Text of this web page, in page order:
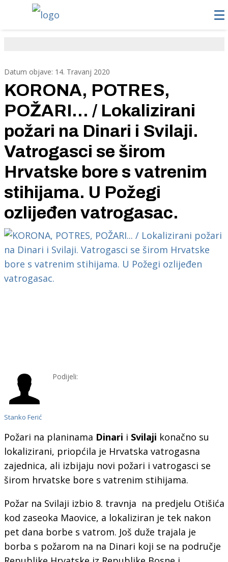
Datum objave: 14. Travanj 2020
KORONA, POTRES,
POŽARI... / Lokalizirani
požari na Dinari i Svilaji.
Vatrogasci se širom
Hrvatske bore s vatrenim
stihijama. U Požegi
ozlijeđen vatrogasac.
Stanko Ferić
Podijeli:
Požari na planinama Dinari i Svilaji konačno su
lokalizirani, priopćila je Hrvatska vatrogasna
zajednica, ali izbijaju novi požari i vatrogasci se
širom hrvatske bore s vatrenim stihijama.
Požar na Svilaji izbio 8. travnja na predjelu Otišića
kod zaseoka Maovice, a lokaliziran je tek nakon
pet dana borbe s vatrom. Još duže trajala je
borba s požarom na na Dinari koji se na područje